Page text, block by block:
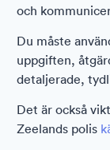
och
Du måste
uppgiften,
detaljerade,
Det är också
Zeelands polis